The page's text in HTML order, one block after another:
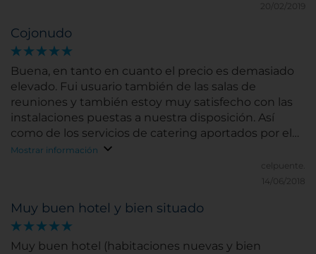
alcanzar un nivel de iluminación aceptable.
20/02/2019
Cojonudo
Buena, en tanto en cuanto el precio es demasiado
elevado. Fui usuario también de las salas de
reuniones y también estoy muy satisfecho con las
instalaciones puestas a nuestra disposición. Así
como de los servicios de catering aportados por el
hotel.
Mostrar información
celpuente.
14/06/2018
Muy buen hotel y bien situado
Muy buen hotel (habitaciones nuevas y bien